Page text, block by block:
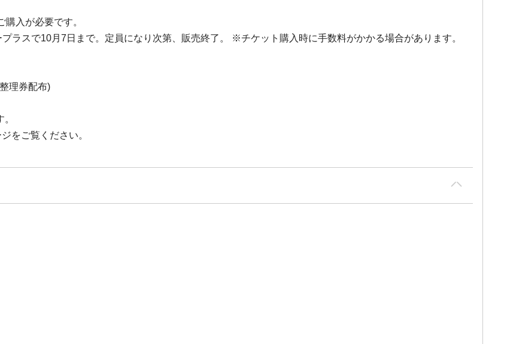
入が必要です。
ラスで10月7日まで。定員になり次第、販売終了。 ※チケット購入時に手数料がかかる場合があります。
理券配布)
をご覧ください。